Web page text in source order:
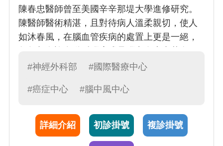
陳春忠醫師曾至美國辛辛那堤大學進修研究。
陳醫師醫術精湛，且對待病人溫柔親切，使人
如沐春風，在腦血管疾病的處置上更是一絕，
來，另外腦瘤手術也是專攻之一，近年來有許
的精神，許多疑難雜症到了陳醫師手上都能迎
#神經外科部 #國際醫療中心
#癌症中心 #腦中風中心
詳細介紹 初診掛號 複診掛號